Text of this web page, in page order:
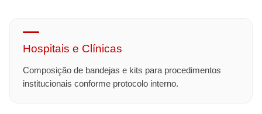
Hospitais e Clínicas
Composição de bandejas e kits para procedimentos
institucionais conforme protocolo interno.